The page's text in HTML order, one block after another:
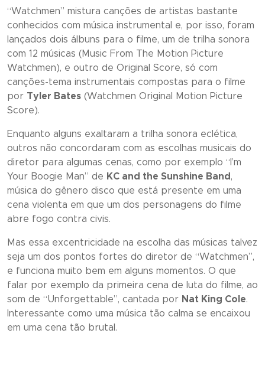
“Watchmen” mistura canções de artistas bastante
conhecidos com música instrumental e, por isso, foram
lançados dois álbuns para o filme, um de trilha sonora
com 12 músicas (Music From The Motion Picture
Watchmen), e outro de Original Score, só com
canções-tema instrumentais compostas para o filme
por Tyler Bates (Watchmen Original Motion Picture
Score).
Enquanto alguns exaltaram a trilha sonora eclética,
outros não concordaram com as escolhas musicais do
diretor para algumas cenas, como por exemplo “ I’m
Your Boogie Man” de KC and the Sunshine Band ,
música do gênero disco que está presente em uma
cena violenta em que um dos personagens do filme
abre fogo contra civis.
Mas essa excentricidade na escolha das músicas talvez
seja um dos pontos fortes do diretor de “Watchmen”,
e funciona muito bem em alguns momentos. O que
falar por exemplo da primeira cena de luta do filme, ao
som de “Unforgettable”, cantada por Nat King Cole.
Interessante como uma música tão calma se encaixou
em uma cena tão brutal.